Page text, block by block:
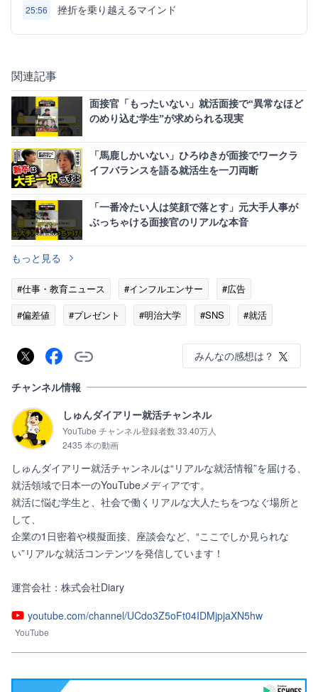
25:56 挫折を乗り越えるマインド
関連記事
面接官「もったいない」就活面接で“異常なほど
のめり込む学生”が求められる現実
「馬鹿しかいない」ひろゆきが面接でワークラ
イフバランスを語る就活生を一刀両断
「一番冷たい人は笑顔で落とす」元大手人事が
ぶっちゃける面接官のリアルな本音
もっと見る
#仕事・教育ニュース #インフルエンサー
#広告
#偏差値
#プレゼント #明治大学 #SNS
#就活
みんなの感想は？
チャンネル情報
しゅんダイアリー就活チャンネル
YouTube チャンネル登録者数 33.40万人
2435 本の動画
しゅんダイアリー就活チャンネルは“リアルな就活情報”を届ける、
就活領域で日本一のYouTubeメディアです。
就活に悩む学生と、社会で働くリアルな大人たちをつなぐ場所と
して、
企業の1日密着や模擬面接、座談会など、“ここでしか見られな
い”リアルな就活コンテンツを発信しています！
運営会社：株式会社Diary
youtube.com/channel/UCdo3Z5oFt04IDMjpjaXN5hw
YouTube